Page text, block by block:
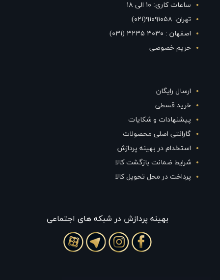
ساعات کاری: ۱۰ الی ۱۸
تهران: ۹۱۰۹۱۰۵۸(۰۲۱)
اصفهان : ۳۰۳۰ ۳۲۳۵ (۰۳۱)
حریم خصوصی
ارسال رایگان
خرید قسطی
پیشنهادات و شکایات
گارانتی اصلی محصولات
استخدام در بهینه پردازش
شرایط ضمانت بازگشت کالا
پرداخت در محل تحویل کالا
بهينه پردازش در شبکه های اجتماعی